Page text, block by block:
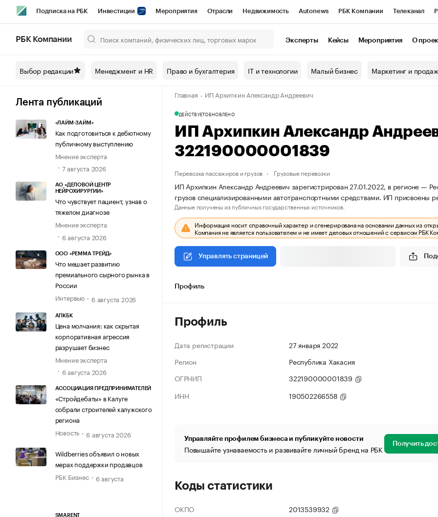
Подписка на РБК Инвестиции Мероприятия Отрасли Недвижимость Autonews РБК Компании Телеканал
Спецпроекты СПб Конференции СПб Спецпроекты Проверка контрагентов
Технологии и медиа Рынок наличной валюты
РБК Компании Эксперты Кейсы Мероприятия О
Выбор редакции Менеджмент и HR Право и бухгалтерия IT и технологии Малый бизнес Маркетинг и
Лента публикаций
«ЛАЙМ-ЗАЙМ»
Как подготовиться к дебютному
публичному выступлению
Мнение эксперта
7 августа 2026
АО «ДЕЛОВОЙ ЦЕНТР
НЕЙРОХИРУРГИИ»
Что чувствует пациент, узнав о
тяжелом диагнозе
Мнение эксперта
6 августа 2026
ООО «РЕММА ТРЕЙД»
Что мешает развитию
премиального сырного рынка в
России
Интервью
6 августа 2026
АПКБК
Цена молчания: как скрытая
корпоративная агрессия
разрушает бизнес
Мнение эксперта
6 августа 2026
АССОЦИАЦИЯ ПРЕДПРИНИМАТЕЛЕЙ
«Стройдебаты» в Калуге
собрали строителей калужского
региона
Новость
6 августа 2026
Wildberries объявил о новых
мерах поддержки продавцов
РБК Бизнес
6 августа
SMARENT
Главная ИП Архипкин Александр Андреевич
ДЕЙСТВУЕТОБНОВЛЕНО
ИП Архипкин Александр
322190000001839
Перевозка пассажиров и грузов Грузовые перевозки
ИП Архипкин Александр Андреевич зарегистрирован 27.01.2022, в регионе —
грузов специализированными автотранспортными средствами. ИП
Данные получены из публичных государственных источников.
Информация носит справочный характер и сгенерирована на основании данных из
Компания не является пользователем и не имеет деловых отношений с сервисом РБК
Управлять страницей
Профиль
Профиль
Дата регистрации
27 января 2022
Регион
Республика Хакасия
ОГРНИП
322190000001839
ИНН
190502266558
Управляйте профилем бизнеса и публикуйте новости
Повышайте узнаваемость и развивайте личный бренд на РБК Получить
Коды статистики
ОКПО
2013539932